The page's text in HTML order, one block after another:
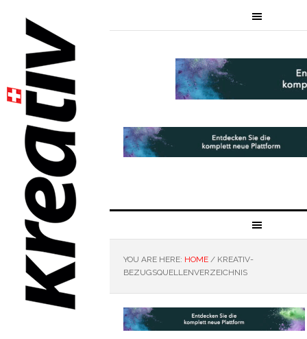
YOU ARE HERE: HOME / KREATIV-
BEZUGSQUELLENVERZEICHNIS